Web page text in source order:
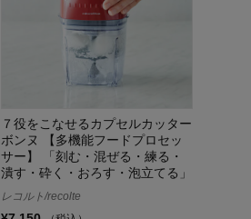
７役をこなせるカプセルカッター
ボンヌ 【多機能フードプロセッ
サー】 「刻む・混ぜる・練る・
潰す・砕く・おろす・泡立てる」
レコルト/recolte